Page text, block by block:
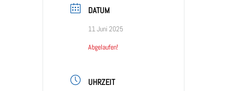
DATUM
11 Juni 2025
Abgelaufen!
UHRZEIT